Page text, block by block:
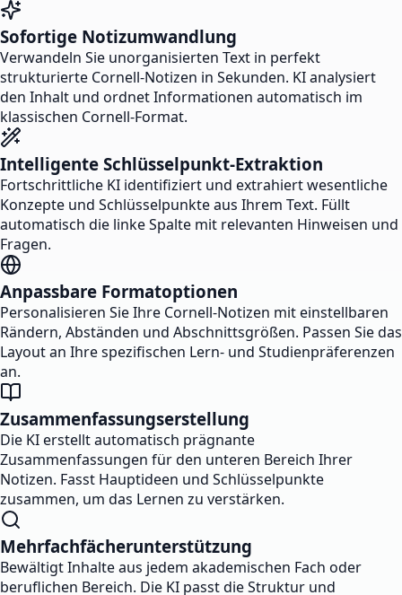
Sofortige Notizumwandlung
Verwandeln Sie unorganisierten Text in perfekt
strukturierte Cornell-Notizen in Sekunden. KI analysiert
den Inhalt und ordnet Informationen automatisch im
klassischen Cornell-Format.
Intelligente Schlüsselpunkt-Extraktion
Fortschrittliche KI identifiziert und extrahiert wesentliche
Konzepte und Schlüsselpunkte aus Ihrem Text. Füllt
automatisch die linke Spalte mit relevanten Hinweisen und
Fragen.
Anpassbare Formatoptionen
Personalisieren Sie Ihre Cornell-Notizen mit einstellbaren
Rändern, Abständen und Abschnittsgrößen. Passen Sie das
Layout an Ihre spezifischen Lern- und Studienpräferenzen
an.
Zusammenfassungserstellung
Die KI erstellt automatisch prägnante
Zusammenfassungen für den unteren Bereich Ihrer
Notizen. Fasst Hauptideen und Schlüsselpunkte
zusammen, um das Lernen zu verstärken.
Mehrfachfächerunterstützung
Bewältigt Inhalte aus jedem akademischen Fach oder
beruflichen Bereich. Die KI passt die Struktur und